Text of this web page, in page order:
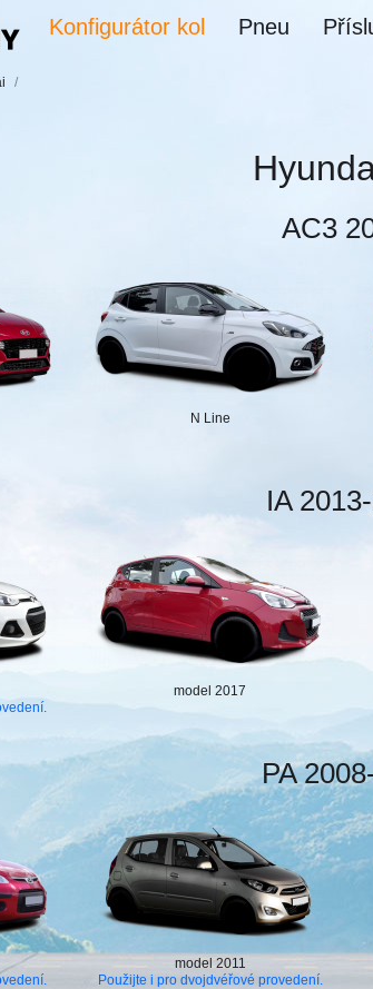
Pneu
Konfigurátor kol
/
AC3
N Line
IA
model 2017
PA
model 2011
Použijte i pro dvojdvéřové provedení.